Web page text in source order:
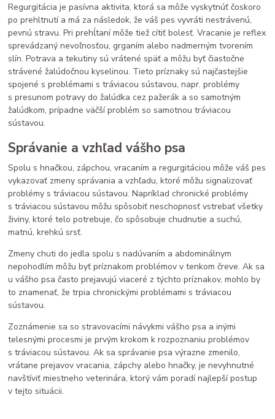
Regurgitácia je pasívna aktivita, ktorá sa môže vyskytnúť čoskoro
po prehltnutí a má za následok, že váš pes vyvráti nestrávenú,
pevnú stravu. Pri prehĺtaní môže tiež cítiť bolesť. Vracanie je reflex
sprevádzaný nevoľnosťou, grganím alebo nadmerným tvorením
slín. Potrava a tekutiny sú vrátené späť a môžu byť čiastočne
strávené žalúdočnou kyselinou. Tieto príznaky sú najčastejšie
spojené s problémami s tráviacou sústavou, napr. problémy
s presunom potravy do žalúdka cez pažerák a so samotným
žalúdkom, prípadne väčší problém so samotnou tráviacou
sústavou.
Správanie a vzhľad vášho psa
Spolu s hnačkou, zápchou, vracaním a regurgitáciou môže váš pes
vykazovať zmeny správania a vzhľadu, ktoré môžu signalizovať
problémy s tráviacou sústavou. Napríklad chronické problémy
s tráviacou sústavou môžu spôsobiť neschopnosť vstrebať všetky
živiny, ktoré telo potrebuje, čo spôsobuje chudnutie a suchú,
matnú, krehkú srsť.
Zmeny chuti do jedla spolu s nadúvaním a abdominálnym
nepohodlím môžu byť príznakom problémov v tenkom čreve. Ak sa
u vášho psa často prejavujú viaceré z týchto príznakov, mohlo by
to znamenať, že trpia chronickými problémami s tráviacou
sústavou.
Zoznámenie sa so stravovacími návykmi vášho psa a inými
telesnými procesmi je prvým krokom k rozpoznaniu problémov
s tráviacou sústavou. Ak sa správanie psa výrazne zmenilo,
vrátane prejavov vracania, zápchy alebo hnačky, je nevyhnutné
navštíviť miestneho veterinára, ktorý vám poradí najlepší postup
v tejto situácii.